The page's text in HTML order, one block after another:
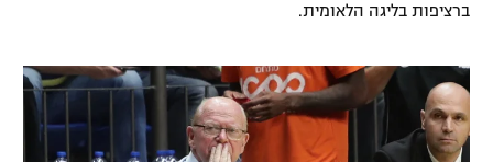
הצטרפות לחבילת הערוצים
לוח דרושים – ג'ובנט
ברציפות בליגה הלאומית.